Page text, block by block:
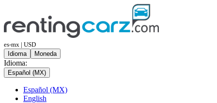
es-mx | USD
Idioma
Moneda
Idioma:
Español (MX)
Español (MX)
English